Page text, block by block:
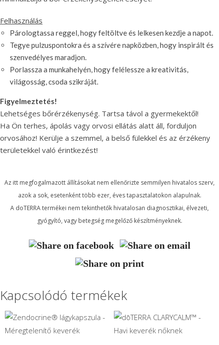
Felhasználás
Párologtassa reggel, hogy feltöltve és lelkesen kezdje a napot.
Tegye pulzuspontokra és a szívére napközben, hogy inspirált és
szenvedélyes maradjon.
Porlassza a munkahelyén, hogy felélessze a kreativitás,
világosság, csoda szikráját.
Figyelmeztetés!
Lehetséges bőrérzékenység. Tartsa távol a gyermekektől!
Ha Ön terhes, ápolás vagy orvosi ellátás alatt áll, forduljon
orvosához! Kerülje a szemmel, a belső fülekkel és az érzékeny
területekkel való érintkezést!
Az itt megfogalmazott állításokat nem ellenőrizte semmilyen hivatalos szerv,
azok a sok, esetenként több ezer, éves tapasztalatokon alapulnak.
A doTERRA termékei nem tekinthetők hivatalosan diagnosztikai, élvezeti,
gyógyító, vagy betegség megelőző készítményeknek.
Kapcsolódó termékek